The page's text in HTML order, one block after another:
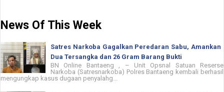
News Of This Week
Satres Narkoba Gagalkan Peredaran Sabu, Amankan
Dua Tersangka dan 26 Gram Barang Bukti
BN Online Bantaeng , – Unit Opsnal Satuan Reserse
Narkoba (Satresnarkoba) Polres Bantaeng kembali berhasil
mengungkap kasus dugaan penyalahg...